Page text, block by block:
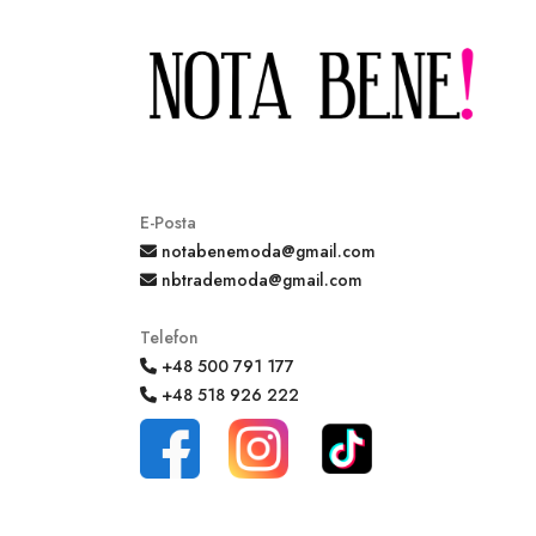
E-Posta
notabenemoda@gmail.com
nbtrademoda@gmail.com
Telefon
+48 500 791 177
+48 518 926 222